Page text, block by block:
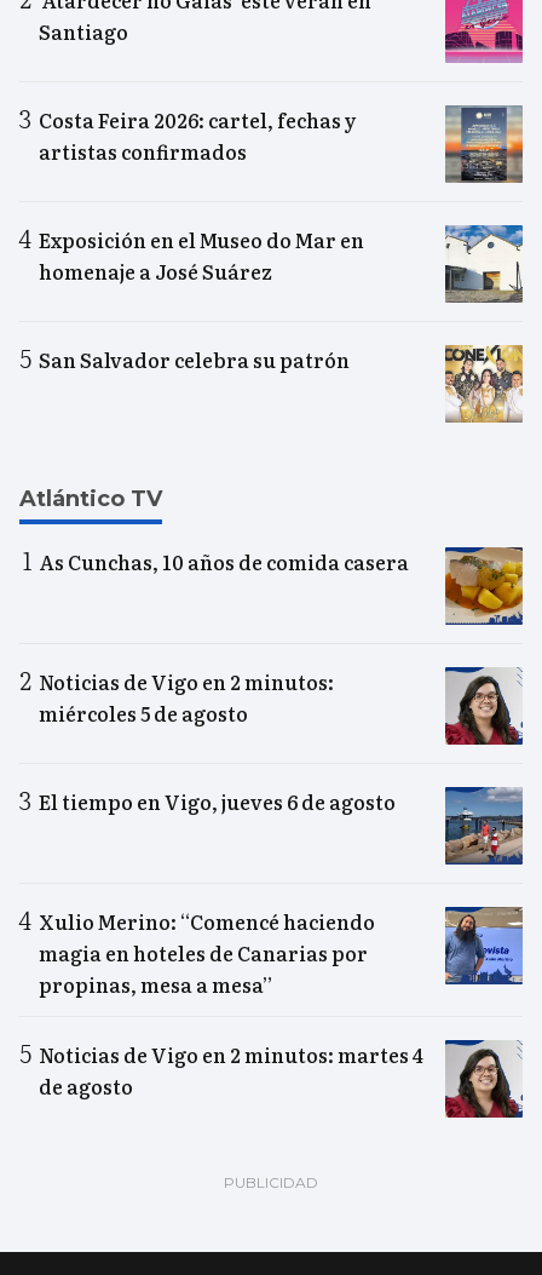
Santiago
Costa Feira 2026: cartel, fechas y
artistas confirmados
Exposición en el Museo do Mar en
homenaje a José Suárez
San Salvador celebra su patrón
Atlántico TV
As Cunchas, 10 años de comida casera
Noticias de Vigo en 2 minutos:
miércoles 5 de agosto
El tiempo en Vigo, jueves 6 de agosto
Xulio Merino: “Comencé haciendo
magia en hoteles de Canarias por
propinas, mesa a mesa”
Noticias de Vigo en 2 minutos: martes 4
de agosto